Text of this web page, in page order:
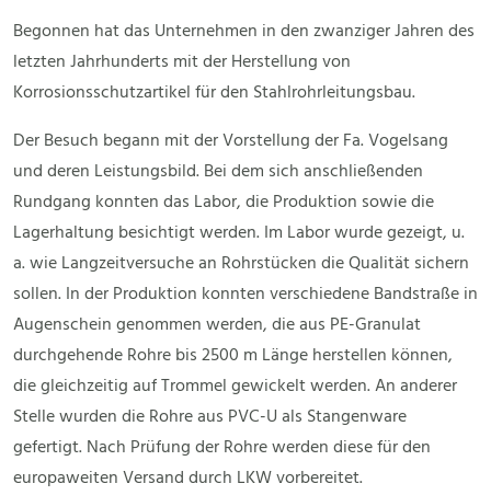
Begonnen hat das Unternehmen in den zwanziger Jahren des
letzten Jahrhunderts mit der Herstellung von
Korrosionsschutzartikel für den Stahlrohrleitungsbau.
Der Besuch begann mit der Vorstellung der Fa. Vogelsang
und deren Leistungsbild. Bei dem sich anschließenden
Rundgang konnten das Labor, die Produktion sowie die
Lagerhaltung besichtigt werden. Im Labor wurde gezeigt, u.
a. wie Langzeitversuche an Rohrstücken die Qualität sichern
sollen. In der Produktion konnten verschiedene Bandstraße in
Augenschein genommen werden, die aus PE-Granulat
durchgehende Rohre bis 2500 m Länge herstellen können,
die gleichzeitig auf Trommel gewickelt werden. An anderer
Stelle wurden die Rohre aus PVC-U als Stangenware
gefertigt. Nach Prüfung der Rohre werden diese für den
europaweiten Versand durch LKW vorbereitet.